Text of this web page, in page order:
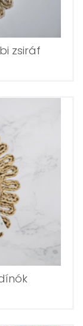
zsiráf